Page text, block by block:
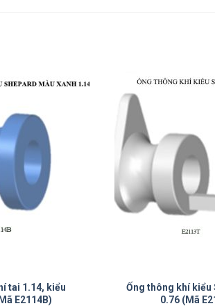
tai 1.14, kiểu
E2114B)
Ống thông khí kiểu
0.76 (Mã